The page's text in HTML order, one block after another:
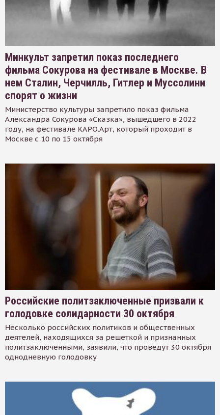
Минкульт запретил показ последнего
фильма Сокурова на фестивале в Москве. В
нем Сталин, Черчилль, Гитлер и Муссолини
спорят о жизни
Министерство культуры запретило показ фильма
Александра Сокурова «Сказка», вышедшего в 2022
году, на фестивале КАРО.Арт, который проходит в
Москве с 10 по 15 октября
Российские политзаключенные призвали к
голодовке солидарности 30 октября
Несколько российских политиков и общественных
деятелей, находящихся за решеткой и признанных
политзаключенными, заявили, что проведут 30 октября
однодневную голодовку